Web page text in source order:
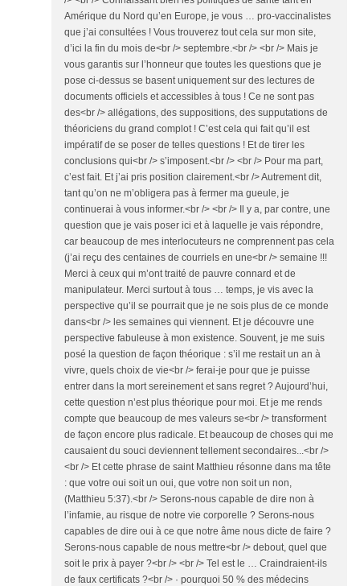
Amérique du Nord qu’en Europe, je vous … pro-vaccinalistes
que j’ai consultées ! Vous trouverez tout cela sur mon site,
d’ici la fin du mois de<br /> septembre.<br /> <br /> Mais je
vous garantis sur l’honneur que toutes les questions que je
pose ci-dessus se basent uniquement sur des lectures de
documents officiels et accessibles à tous ! Ce ne sont pas
des<br /> allégations, des suppositions, des supputations de
théoriciens du grand complot ! C’est cela qui fait qu’il est
impératif de se poser de telles questions ! Et de tirer les
conclusions qui<br /> s’imposent.<br /> <br /> Pour ma part,
c’est fait. Et j’ai pris position clairement.<br /> Autrement dit,
tant qu’on ne m’obligera pas à fermer ma gueule, je
continuerai à vous informer.<br /> <br /> Il y a, par contre, une
question que je vais poser ici et à laquelle je vais répondre,
car beaucoup de mes interlocuteurs ne comprennent pas cela
(j’ai reçu des centaines de courriels en une<br /> semaine !!!
Merci à ceux qui m’ont traité de pauvre connard et de
manipulateur. Merci surtout à tous … temps, je vis avec la
perspective qu’il se pourrait que je ne sois plus de ce monde
dans<br /> les semaines qui viennent. Et je découvre une
perspective fabuleuse à mon existence. Souvent, je me suis
posé la question de façon théorique : s’il me restait un an à
vivre, quels choix de vie<br /> ferai-je pour que je puisse
entrer dans la mort sereinement et sans regret ? Aujourd’hui,
cette question n’est plus théorique pour moi. Et je me rends
compte que beaucoup de mes valeurs se<br /> transforment
de façon encore plus radicale. Et beaucoup de choses qui me
causaient du souci deviennent tellement secondaires...<br />
<br /> Et cette phrase de saint Matthieu résonne dans ma tête
: que votre oui soit un oui, que votre non soit un non,
(Matthieu 5:37).<br /> Serons-nous capable de dire non à
l’infamie, au risque de notre vie corporelle ? Serons-nous
capables de dire oui à ce que notre âme nous dicte de faire ?
Serons-nous capable de nous mettre<br /> debout, quel que
soit le prix à payer ?<br /> <br /> Tel est le … Craindraient-ils
de faux certificats ?<br /> · pourquoi 50 % des médecins